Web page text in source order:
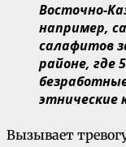
Восточно-
например,
салафитов
районе, где
этнические
Вызывает